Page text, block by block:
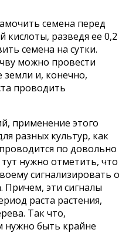
семена перед
кислоты, разведя ее 0,2
семена на сутки.
можно провести
и, конечно,
проводить
применение этого
разных культур, как
по довольно
нужно отметить, что
сигнализировать о
Причем, эти сигналы
раста растения,
Так что,
нужно быть крайне